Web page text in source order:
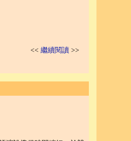
<< 繼續閱讀 >>